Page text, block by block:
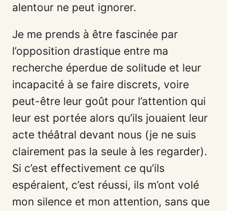
alentour ne peut ignorer.
Je me prends à être fascinée par
l’opposition drastique entre ma
recherche éperdue de solitude et leur
incapacité à se faire discrets, voire
peut-être leur goût pour l’attention qui
leur est portée alors qu’ils jouaient leur
acte théâtral devant nous (je ne suis
clairement pas la seule à les regarder).
Si c’est effectivement ce qu’ils
espéraient, c’est réussi, ils m’ont volé
mon silence et mon attention, sans que